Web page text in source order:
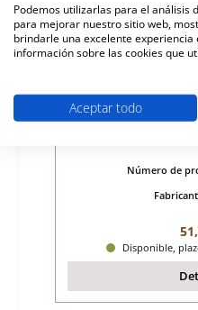
Caminos
Número de
Disponible,
Podemos utilizarlas para el análisis
para mejorar nuestro sitio web,
brindarle una excelente
información sobre las cookies que
Aceptar todo